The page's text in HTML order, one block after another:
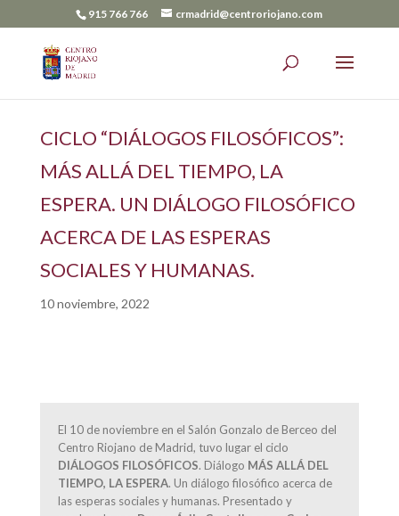
915 766 766 crmadrid@centroriojano.com
CICLO “DIÁLOGOS FILOSÓFICOS”:
MÁS ALLÁ DEL TIEMPO, LA
ESPERA. UN DIÁLOGO FILOSÓFICO
ACERCA DE LAS ESPERAS
SOCIALES Y HUMANAS.
10 noviembre, 2022
El 10 de noviembre en el Salón Gonzalo de Berceo del
Centro Riojano de Madrid, tuvo lugar el ciclo
DIÁLOGOS FILOSÓFICOS. Diálogo MÁS ALLÁ DEL
TIEMPO, LA ESPERA. Un diálogo filosófico acerca de
las esperas sociales y humanas. Presentado y